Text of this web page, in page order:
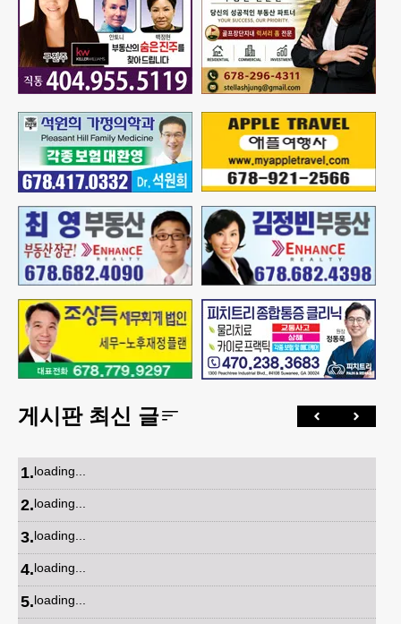
게시판 최신 글
1.loading...
2.loading...
3.loading...
4.loading...
5.loading...